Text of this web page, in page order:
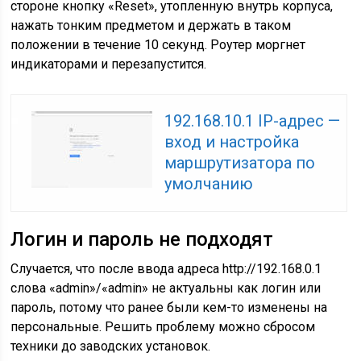
стороне кнопку «Reset», утопленную внутрь корпуса,
нажать тонким предметом и держать в таком
положении в течение 10 секунд. Роутер моргнет
индикаторами и перезапустится.
192.168.10.1 IP-адрес —
вход и настройка
маршрутизатора по
умолчанию
Логин и пароль не подходят
Случается, что после ввода адреса http://192.168.0.1
слова «admin»/«admin» не актуальны как логин или
пароль, потому что ранее были кем-то изменены на
персональные. Решить проблему можно сбросом
техники до заводских установок.